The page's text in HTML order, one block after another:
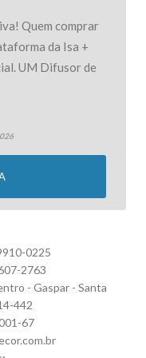
Quem comprar
da Isa +
UM Difusor de
0225
2763
- Gaspar - Santa
442
67